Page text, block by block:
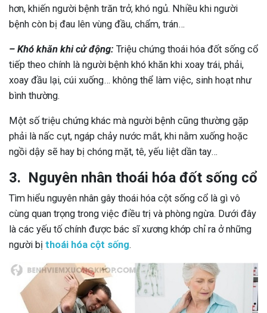
hơn, khiến người bệnh trăn trở, khó ngủ. Nhiều khi người
bệnh còn bị đau lên vùng đầu, chẩm, trán…
– Khó khăn khi cử động: Triệu chứng thoái hóa đốt sống cổ
tiếp theo chính là người bệnh khó khăn khi xoay trái, phải,
xoay đầu lại, cúi xuống… không thể làm việc, sinh hoạt như
bình thường.
Một số triệu chứng khác mà người bệnh cũng thường gặp
phải là nấc cụt, ngáp chảy nước mắt, khi nằm xuống hoặc
ngồi dậy sẽ hay bị chóng mặt, tê, yếu liệt dần tay…
3. Nguyên nhân thoái hóa đốt sống cổ
Tìm hiểu nguyên nhân gây thoái hóa cột sống cổ là gì vô
cùng quan trọng trong việc điều trị và phòng ngừa. Dưới đây
là các yếu tố chính được bác sĩ xương khớp chỉ ra ở những
người bị thoái hóa cột sống.